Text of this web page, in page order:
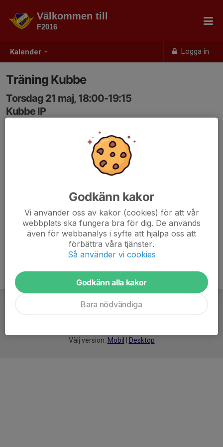
Kalender Logga in
Välkommen till
F2016
Träning Kubbe
Torsdag 21 maj, 18:00-19:15
Kubbe IP
Välj version: Mobil Desktop
Godkänn kakor
Vi använder oss av kakor (cookies) för att vår
webbplats ska fungera bra för dig. De används
även för webbanalys i syfte att hjälpa oss att
förbättra våra tjänster.
Så använder vi cookies
Godkänn alla kakor
Bara nödvändiga